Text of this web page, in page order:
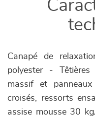
Canapé de
polyester -
massif et
croisés, ressorts
assise mousse 30